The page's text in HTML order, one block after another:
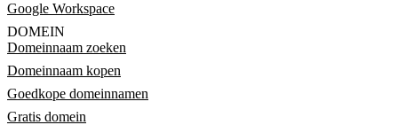
Google Workspace
DOMEIN
Domeinnaam zoeken
Domeinnaam kopen
Goedkope domeinnamen
Gratis domein